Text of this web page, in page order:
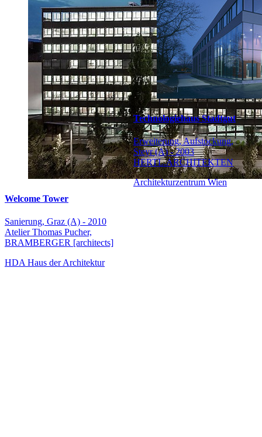
Welcome Tower
Sanierung, Graz (A) - 2010
Atelier Thomas Pucher,
BRAMBERGER [architects]
HDA Haus der Architektur
Technologiehaus Stadtgut
Erweiterung, Aufstockung,
Steyr (A) - 2003
HERTL.ARCHITEKTEN
Architekturzentrum Wien